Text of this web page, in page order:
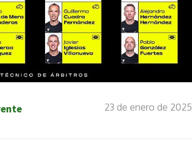
23 de enero de 2025